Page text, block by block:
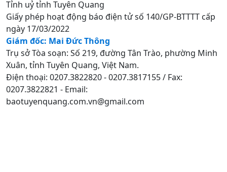
Tỉnh uỷ tỉnh Tuyên Quang
Giấy phép hoạt động báo điện tử số 140/GP-BTTTT cấp
ngày 17/03/2022
Giám đốc: Mai Đức Thông
Trụ sở Tòa soạn: Số 219, đường Tân Trào, phường Minh
Xuân, tỉnh Tuyên Quang, Việt Nam.
Điện thoại: 0207.3822820 - 0207.3817155 / Fax:
0207.3822821 - Email:
baotuyenquang.com.vn@gmail.com